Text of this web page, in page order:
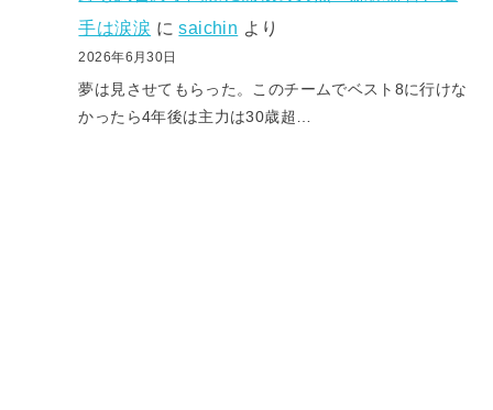
手は涙涙 にsaichin より
2026年6月30日
夢は見させてもらった。このチームでベスト8に行けな
かったら4年後は主力は30歳超…